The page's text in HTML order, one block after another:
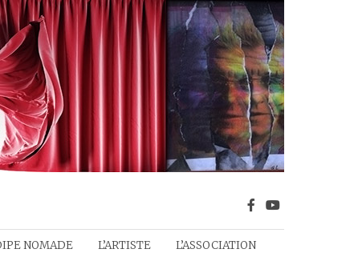
NOMADE L’ARTISTE L’ASSOCIATION